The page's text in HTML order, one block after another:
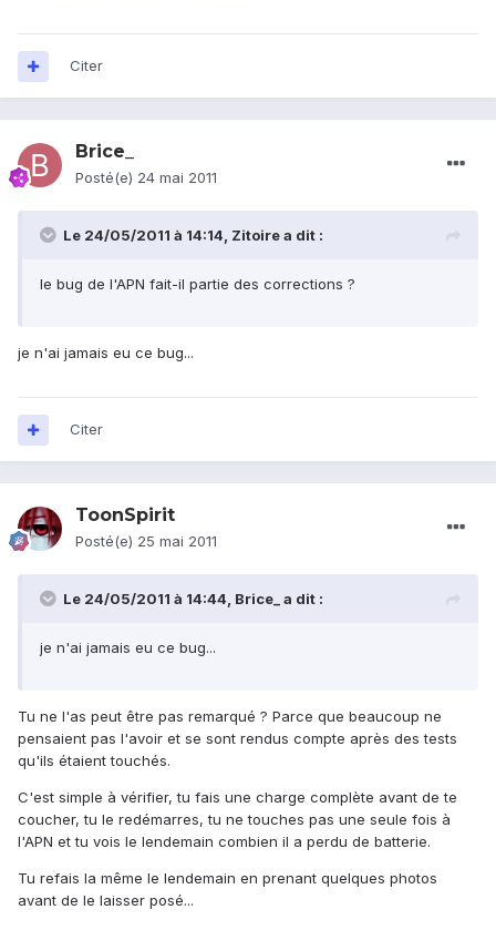
Citer
Brice_
Posté(e) 24 mai 2011
Le 24/05/2011 à 14:14, Zitoire a dit :
le bug de l'APN fait-il partie des corrections ?
je n'ai jamais eu ce bug...
Citer
ToonSpirit
Posté(e) 25 mai 2011
Le 24/05/2011 à 14:44, Brice_ a dit :
je n'ai jamais eu ce bug...
Tu ne l'as peut être pas remarqué ? Parce que beaucoup ne
pensaient pas l'avoir et se sont rendus compte après des tests
qu'ils étaient touchés.
C'est simple à vérifier, tu fais une charge complète avant de te
coucher, tu le redémarres, tu ne touches pas une seule fois à
l'APN et tu vois le lendemain combien il a perdu de batterie.
Tu refais la même le lendemain en prenant quelques photos
avant de le laisser posé...